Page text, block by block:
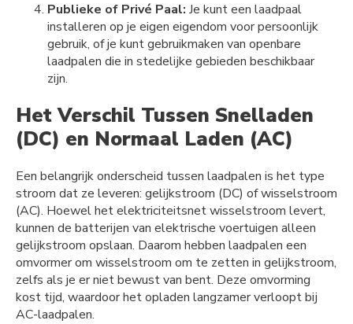
Publieke of Privé Paal: Je kunt een laadpaal
installeren op je eigen eigendom voor persoonlijk
gebruik, of je kunt gebruikmaken van openbare
laadpalen die in stedelijke gebieden beschikbaar
zijn.
Het Verschil Tussen Snelladen
(DC) en Normaal Laden (AC)
Een belangrijk onderscheid tussen laadpalen is het type
stroom dat ze leveren: gelijkstroom (DC) of wisselstroom
(AC). Hoewel het elektriciteitsnet wisselstroom levert,
kunnen de batterijen van elektrische voertuigen alleen
gelijkstroom opslaan. Daarom hebben laadpalen een
omvormer om wisselstroom om te zetten in gelijkstroom,
zelfs als je er niet bewust van bent. Deze omvorming
kost tijd, waardoor het opladen langzamer verloopt bij
AC-laadpalen.